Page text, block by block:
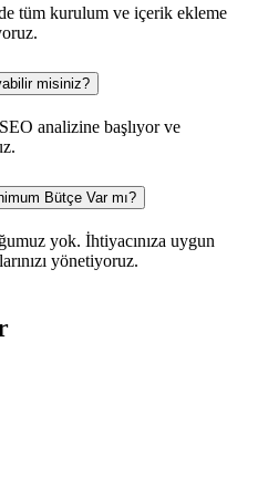
tüm kurulum ve içerik ekleme
misiniz?
analizine başlıyor ve
Bütçe Var mı?
yok. İhtiyacınıza uygun
yönetiyoruz.